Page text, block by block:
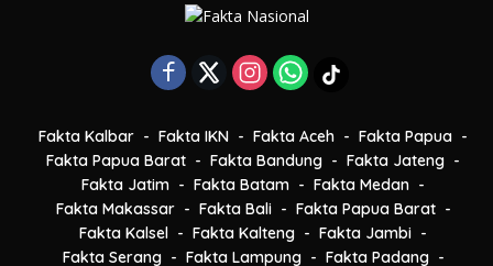
Fakta Kalbar Fakta IKN Fakta Aceh
Fakta Papua
Fakta Papua Barat
Fakta Bandung
Fakta Jateng
Fakta Jatim
Fakta Batam
Fakta Medan
Fakta Makassar
Fakta Bali
Fakta Papua Barat
Fakta Kalsel
Fakta Kalteng
Fakta Jambi
Fakta Serang
Fakta Lampung Fakta Padang